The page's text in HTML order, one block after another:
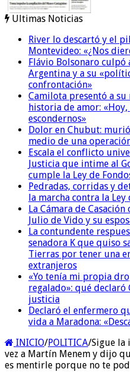
Ultimas Noticias
River lo descartó y el
Montevideo: «¿Nos
Flávio Bolsonaro culpó
Argentina y a su
confrontación»
Camilota presentó a su
historia de amor:
escondernos»
Dolor en Chubut:
medio de una
Escala el conflicto
Justicia que intime al
cumple la Ley de
Pedradas, corridas y
la marcha contra la
La Cámara de
Julio de Vido y su
La contundente
senadora K que quiso
Tierras por tener una
extranjeros
«Yo tenía mi propia
regalado»: qué declaró
justicia
Declaró el enfermero
vida a Maradona:
INICIO/POLITICA/Sigue la
vez a Martín Menem y dijo
es mentirle porque no te